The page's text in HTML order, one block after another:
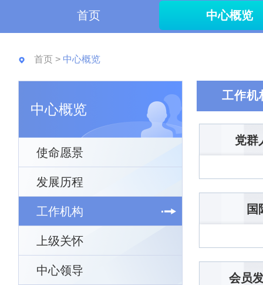
首页 中心概览
首页 > 中心概览
中心概览
使命愿景
发展历程
工作机构
上级关怀
中心领导
工作机
党群
国
会员